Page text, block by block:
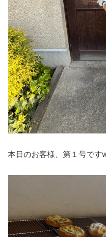
本日のお客様、第１号です